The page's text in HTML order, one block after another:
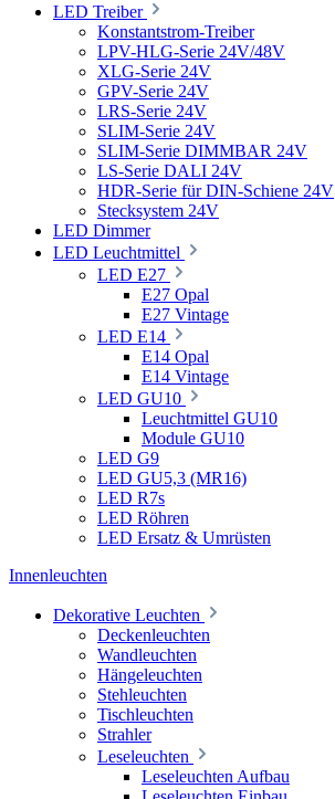
LED Treiber
Konstantstrom-Treiber
LPV-HLG-Serie 24V/48V
XLG-Serie 24V
GPV-Serie 24V
LRS-Serie 24V
SLIM-Serie 24V
SLIM-Serie DIMMBAR 24V
LS-Serie DALI 24V
HDR-Serie für DIN-Schiene 24V
Stecksystem 24V
LED Dimmer
LED Leuchtmittel
LED E27
E27 Opal
E27 Vintage
LED E14
E14 Opal
E14 Vintage
LED GU10
Leuchtmittel GU10
Module GU10
LED G9
LED GU5,3 (MR16)
LED R7s
LED Röhren
LED Ersatz & Umrüsten
Innenleuchten
Dekorative Leuchten
Deckenleuchten
Wandleuchten
Hängeleuchten
Stehleuchten
Tischleuchten
Strahler
Leseleuchten
Leseleuchten Aufbau